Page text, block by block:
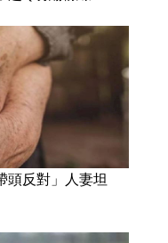
頭反對」人妻坦